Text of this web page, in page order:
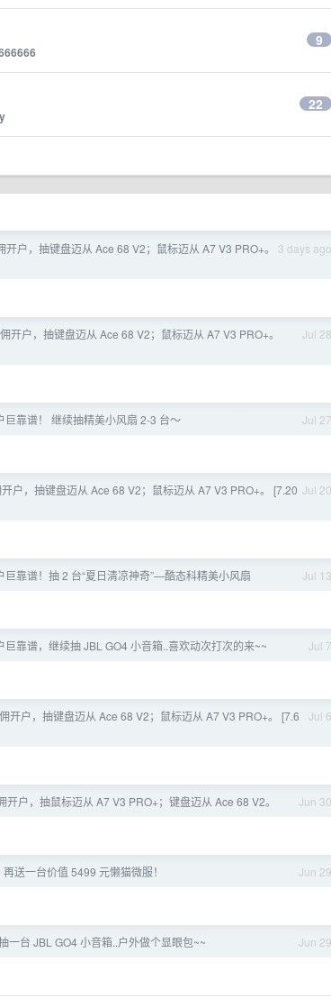
9
22
3 days ago
开户，抽键盘迈从 Ace 68 V2；鼠标迈从 A7 V3 PRO+。
Jul 28
开户，抽键盘迈从 Ace 68 V2；鼠标迈从 A7 V3 PRO+。
Jul 27
巨靠谱！ 继续抽精美小风扇 2-3 台～
Jul 20
户，抽键盘迈从 Ace 68 V2；鼠标迈从 A7 V3 PRO+。 [7.20
Jul 13
巨靠谱！抽 2 台“夏日清凉神奇”—酷态科精美小风扇
Jul 7
巨靠谱，继续抽 JBL GO4 小音箱..喜欢动次打次的来~~
Jul 6
开户，抽键盘迈从 Ace 68 V2；鼠标迈从 A7 V3 PRO+。 [7.6
Jun 30
开户，抽鼠标迈从 A7 V3 PRO+；键盘迈从 Ace 68 V2。
Jun 29
送一台价值 5499 元懒猫微服！
Jun 29
一台 JBL GO4 小音箱..户外做个显眼包~~